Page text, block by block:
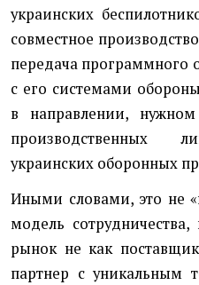
украинских
совместное
передача программного
с его системами
в направлении, нужном
производственных
украинских оборонных
Иными словами, это не
модель
рынок не как
партнер с уникальным